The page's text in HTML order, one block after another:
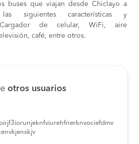
buses que viajan desde Chiclayo a
siguientes características y
Cargador de celular, WiFi, aire
café, entre otros.
otros usuarios